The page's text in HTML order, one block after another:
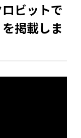
ビットで
掲載しま